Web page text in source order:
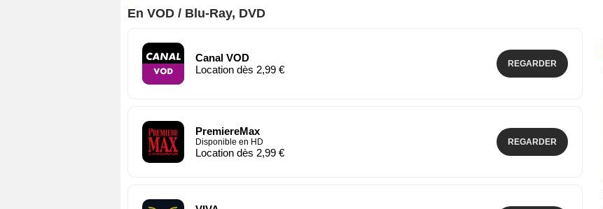
En VOD / Blu-Ray, DVD
Canal VOD
Location dès 2,99 €
REGARDER
PremiereMax
Disponible en HD
Location dès 2,99 €
REGARDER